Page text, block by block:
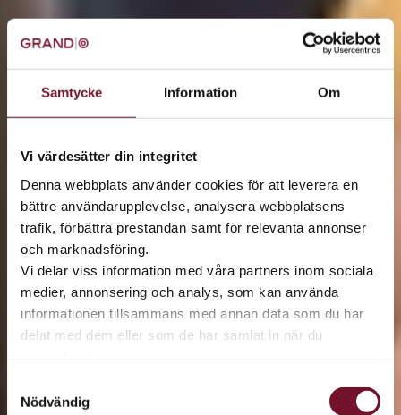
Samtycke Information Om
Vi värdesätter din integritet
Denna webbplats använder cookies för att leverera en
bättre användarupplevelse, analysera webbplatsens
trafik, förbättra prestandan samt för relevanta annonser
och marknadsföring.
Vi delar viss information med våra partners inom sociala
medier, annonsering och analys, som kan använda
informationen tillsammans med annan data som du har
delat med dem eller som de har samlat in när du
Nödvändig